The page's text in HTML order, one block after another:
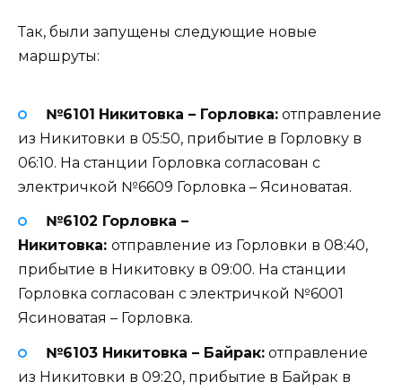
Так, были запущены следующие новые
маршруты:
№6101 Никитовка – Горловка:отправление
из Никитовки в 05:50, прибытие в Горловку в
06:10. На станции Горловка согласован с
электричкой №6609 Горловка – Ясиноватая.
№6102 Горловка –
Никитовка: отправление из Горловки в 08:40,
прибытие в Никитовку в 09:00. На станции
Горловка согласован с электричкой №6001
Ясиноватая – Горловка.
№6103 Никитовка – Байрак:отправление
из Никитовки в 09:20, прибытие в Байрак в